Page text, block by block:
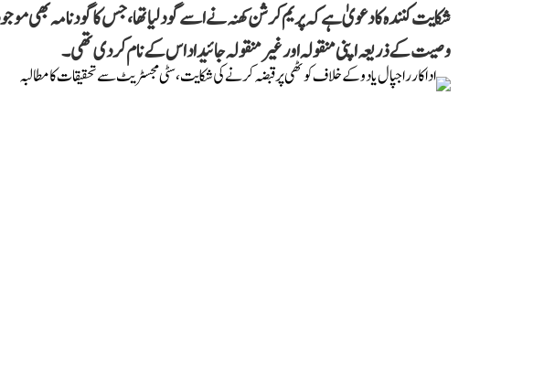
وصیت کے ذریعہ اپنی منقولہ اور غیر منقولہ جائیداد اس کے نام کر دی تھی۔